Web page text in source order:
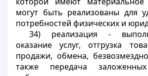
могут быть реализованы для
потребностей физических и
34) реализация -
оказание услуг, отгрузка
продажи, обмена,
также передача